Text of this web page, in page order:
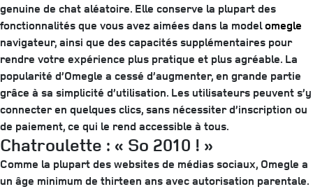
genuine de chat aléatoire. Elle conserve la plupart des
fonctionnalités que vous avez aimées dans la modelomegle
navigateur, ainsi que des capacités supplémentaires pour
rendre votre expérience plus pratique et plus agréable. La
popularité d’Omegle a cessé d’augmenter, en grande partie
grâce à sa simplicité d’utilisation. Les utilisateurs peuvent s’y
connecter en quelques clics, sans nécessiter d’inscription ou
de paiement, ce qui le rend accessible à tous.
Chatroulette : « So 2010 ! »
Comme la plupart des websites de médias sociaux, Omegle a
un âge minimum de thirteen ans avec autorisation parentale.